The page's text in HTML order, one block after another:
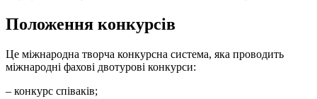
Положення конкурсів
Це міжнародна творча конкурсна система, яка проводить
міжнародні фахові двотурові конкурси:
– конкурс співаків;